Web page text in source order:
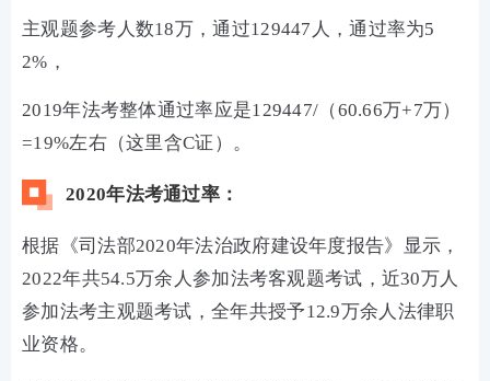
主观题参考人数18万，通过129447人，通过率为5
2%，
2019年法考整体通过率应是129447/（60.66万+7万）
=19%左右（这里含C证）。
2020年法考通过率：
根据《司法部2020年法治政府建设年度报告》显示，
2022年共54.5万余人参加法考客观题考试，近30万人
参加法考主观题考试，全年共授予12.9万余人法律职
业资格。